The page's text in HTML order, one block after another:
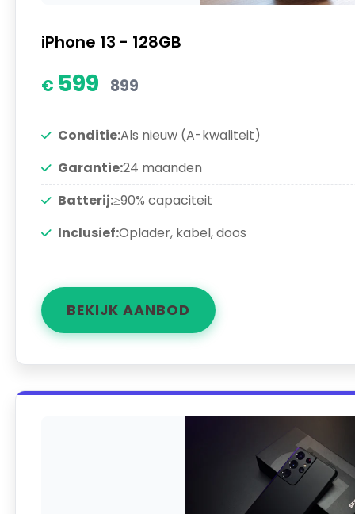
iPhone 13 - 128GB
599 899
Conditie:Als nieuw (A-kwaliteit)
Garantie:24 maanden
Batterij:≥90% capaciteit
Inclusief:Oplader, kabel, doos
BEKIJK AANBOD